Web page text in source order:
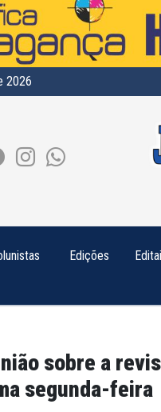
2026
Edições
sobre a
segunda-feira